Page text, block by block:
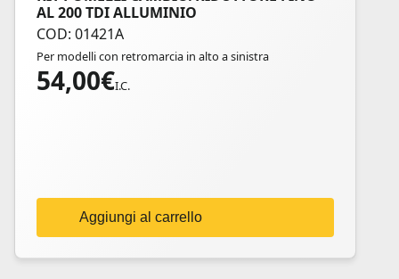
AL 200 TDI ALLUMINIO
COD: 01421A
Per modelli con retromarcia in alto a sinistra
54,00€I.C.
Aggiungi al carrello